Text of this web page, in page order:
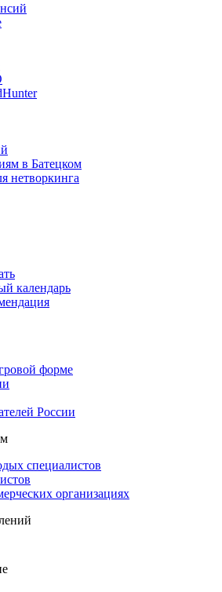
в Батецком
нетворкинга
календарь
форме
России
специалистов
организациях